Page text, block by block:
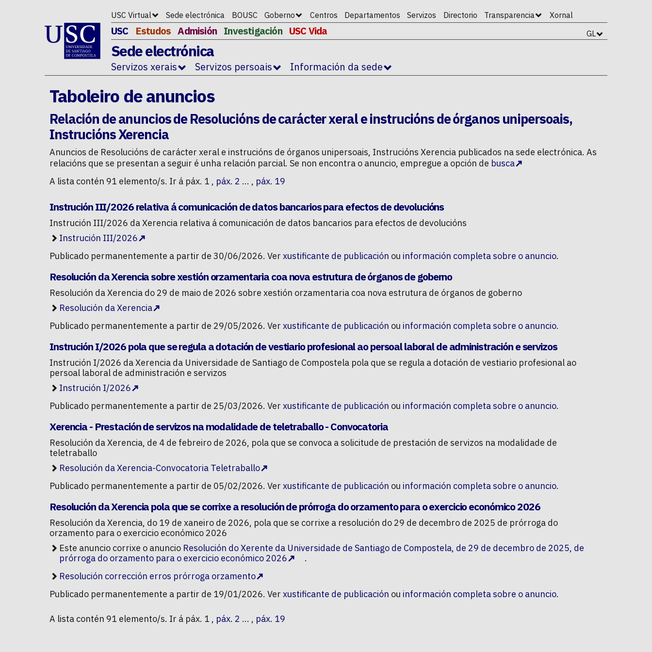
USC Virtual Sede electrónica BOUSC Goberno Centros Departamentos Servizos Directorio Transparencia Xornal
USC Estudos Admisión Investigación USC Vida
Sede electrónica
Servizos xerais Servizos persoais Información da sede
GL
Taboleiro de anuncios
Relación de anuncios deResolucións de carácter xeral e instrucións de órganos unipersoais,
Instrucións Xerencia
Anuncios de Resolucións de carácter xeral e instrucións de órganos unipersoais, Instrucións Xerencia publicados na sede electrónica. As
relacións que se presentan a seguir é unha relación parcial. Se non encontra o anuncio, empregue a opción de busca
A lista contén 91 elemento/s. Ir á páx. 1 , páx. 2 ... , páx. 19
Instrución III/2026 relativa á comunicación de datos bancarios para efectos de devolucións
Instrución III/2026 da Xerencia relativa á comunicación de datos bancarios para efectos de devolucións
Instrución III/2026
Publicado permanentemente a partir de 30/06/2026. Ver xustificante de publicación ou información completa sobre o anuncio.
Resolución da Xerencia sobre xestión orzamentaria coa nova estrutura de órganos de goberno
Resolución da Xerencia do 29 de maio de 2026 sobre xestión orzamentaria coa nova estrutura de órganos de goberno
Resolución da Xerencia
Publicado permanentemente a partir de 29/05/2026. Ver xustificante de publicación ou información completa sobre o anuncio.
Instrución I/2026 pola que se regula a dotación de vestiario profesional ao persoal laboral de administración e servizos
Instrución I/2026 da Xerencia da Universidade de Santiago de Compostela pola que se regula a dotación de vestiario profesional ao
persoal laboral de administración e servizos
Instrución I/2026
Publicado permanentemente a partir de 25/03/2026. Ver xustificante de publicación ou información completa sobre o anuncio.
Xerencia - Prestación de servizos na modalidade de teletraballo - Convocatoria
Resolución da Xerencia, de 4 de febreiro de 2026, pola que se convoca a solicitude de prestación de servizos na modalidade de
teletraballo
Resolución da Xerencia-Convocatoria Teletraballo
Publicado permanentemente a partir de 05/02/2026. Ver xustificante de publicación ou información completa sobre o anuncio.
Resolución da Xerencia pola que se corrixe a resolución de prórroga do orzamento para o exercicio económico 2026
Resolución da Xerencia, do 19 de xaneiro de 2026, pola que se corrixe a resolución do 29 de decembro de 2025 de prórroga do
orzamento para o exercicio económico 2026
Este anuncio corrixe o anuncio Resolución do Xerente da Universidade de Santiago de Compostela, de 29 de decembro de 2025, de
prórroga do orzamento para o exercicio económico 2026
.
Resolución corrección erros prórroga orzamento
Publicado permanentemente a partir de 19/01/2026. Ver xustificante de publicación ou información completa sobre o anuncio.
A lista contén 91 elemento/s. Ir á páx. 1 , páx. 2 ... , páx. 19